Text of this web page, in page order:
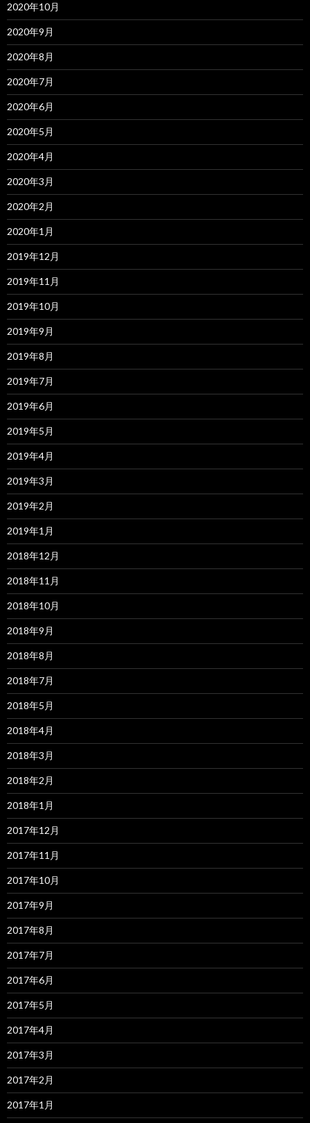
2020年10月
2020年9月
2020年8月
2020年7月
2020年6月
2020年5月
2020年4月
2020年3月
2020年2月
2020年1月
2019年12月
2019年11月
2019年10月
2019年9月
2019年8月
2019年7月
2019年6月
2019年5月
2019年4月
2019年3月
2019年2月
2019年1月
2018年12月
2018年11月
2018年10月
2018年9月
2018年8月
2018年7月
2018年5月
2018年4月
2018年3月
2018年2月
2018年1月
2017年12月
2017年11月
2017年10月
2017年9月
2017年8月
2017年7月
2017年6月
2017年5月
2017年4月
2017年3月
2017年2月
2017年1月